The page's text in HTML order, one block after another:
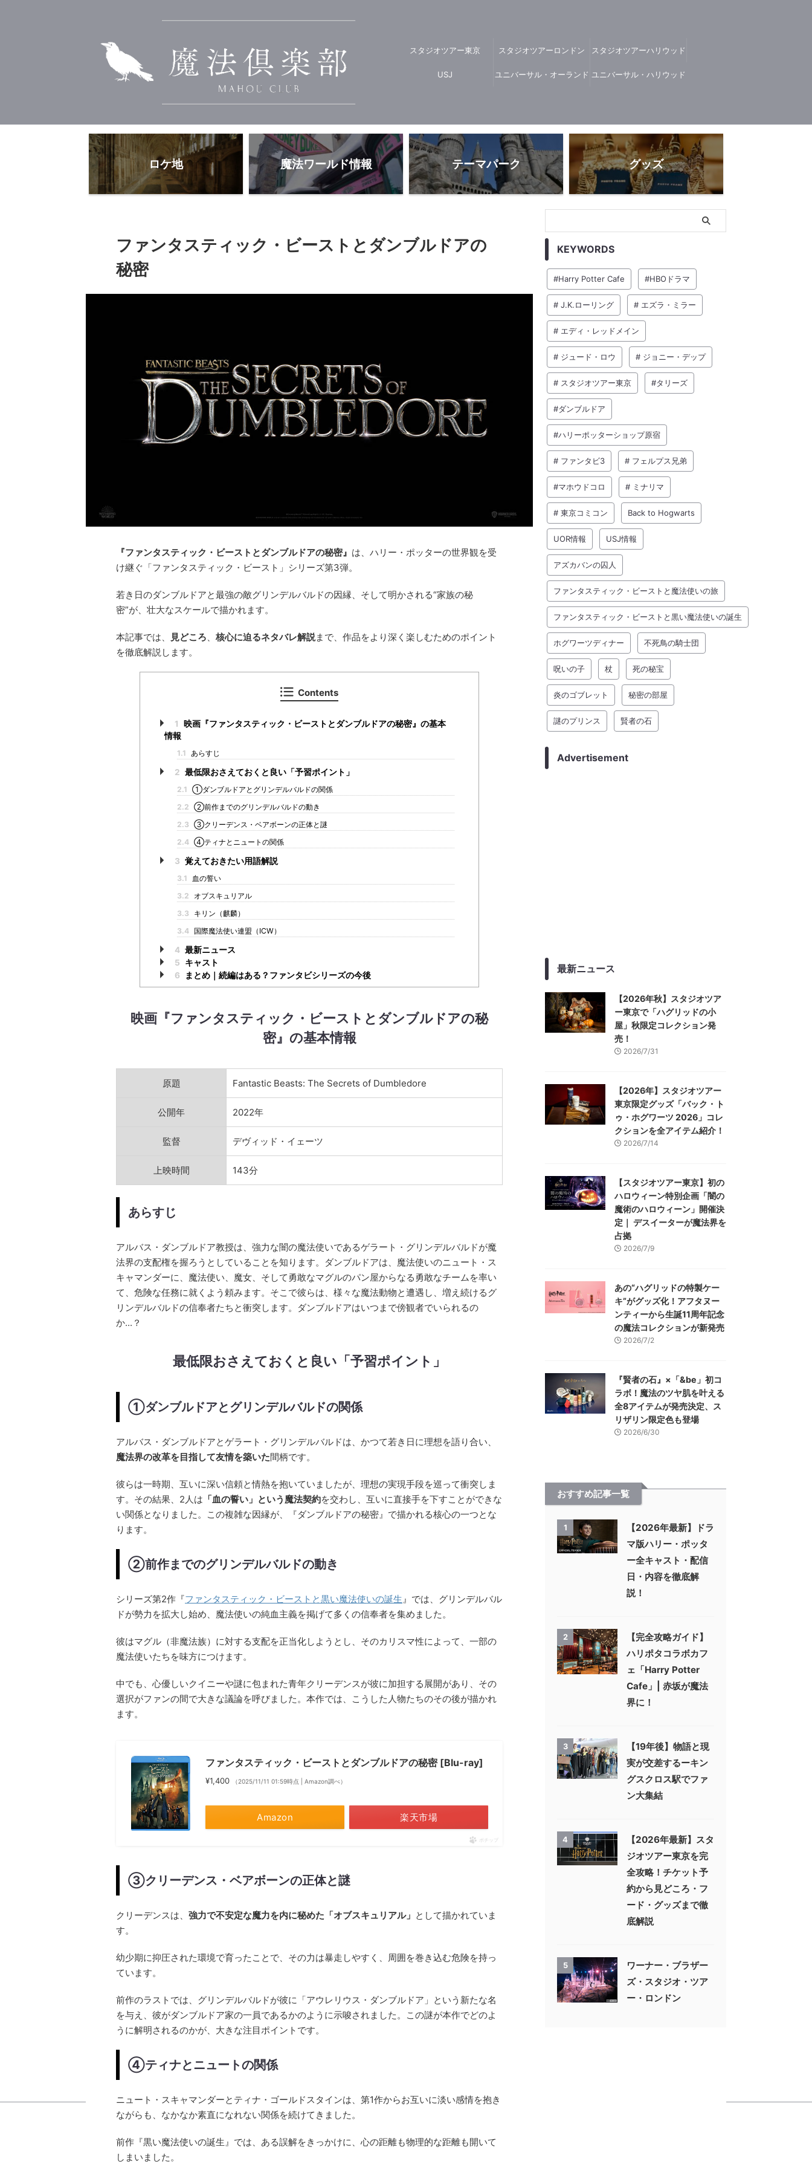
スタジオツアー東京 スタジオツアーロンドン スタジオツアーハリウッド
USJ ユニバーサル・オーランド ユニバーサル・ハリウッド
ロケ地 魔法ワールド情報 テーマパーク グッズ
ファンタスティック・ビーストとダンブルドアの
秘密
『ファンタスティック・ビーストとダンブルドアの秘密』 は、ハリー・ポッターの世界観を受
け継ぐ「ファンタスティック・ビースト」シリーズ第3弾。
若き日のダンブルドアと最強の敵グリンデルバルドの因縁、そして明かされる“家族の秘
密”が、壮大なスケールで描かれます。
本記事では、 見どころ、 核心に迫るネタバレ解説まで、作品をより深く楽しむためのポイント
を徹底解説します。
Contents
1
映画『ファンタスティック・ビーストとダンブルドアの秘密』の基本
情報
1.1 あらすじ
2 最低限おさえておくと良い「予習ポイント」
2.1 ①ダンブルドアとグリンデルバルドの関係
2.2 ②前作までのグリンデルバルドの動き
2.3 ③クリーデンス・ベアボーンの正体と謎
2.4 ④ティナとニュートの関係
3 覚えておきたい用語解説
3.1
血の誓い
3.2
オブスキュリアル
3.3
キリン（麒麟）
3.4
国際魔法使い連盟（ICW）
4 最新ニュース
5
キャスト
6
まとめ｜続編はある？ファンタビシリーズの今後
映画『ファンタスティック・ビーストとダンブルドアの秘
密』の基本情報
原題 Fantastic Beasts: The Secrets of Dumbledore
公開年 2022年
監督 デヴィッド・イェーツ
上映時間 143分
あらすじ
アルバス・ダンブルドア教授は、強力な闇の魔法使いであるゲラート・グリンデルバルドが魔
法界の支配権を握ろうとしていることを知ります。ダンブルドアは、魔法使いのニュート・ス
キャマンダーに、魔法使い、魔女、そして勇敢なマグルのパン屋からなる勇敢なチームを率い
て、危険な任務に就くよう頼みます。そこで彼らは、様々な魔法動物と遭遇し、増え続けるグ
リンデルバルドの信奉者たちと衝突します。ダンブルドアはいつまで傍観者でいられるの
か...？
最低限おさえておくと良い「予習ポイント」
①ダンブルドアとグリンデルバルドの関係
アルバス・ダンブルドアとゲラート・グリンデルバルドは、かつて若き日に理想を語り合い、
魔法界の改革を目指して友情を築いた間柄です。
彼らは一時期、互いに深い信頼と情熱を抱いていましたが、理想の実現手段を巡って衝突しま
す。その結果、2人は 「血の誓い」という魔法契約を交わし、互いに直接手を下すことができな
い関係となりました。この複雑な因縁が、『ダンブルドアの秘密』で描かれる核心の一つとな
ります。
②前作までのグリンデルバルドの動き
シリーズ第2作『ファンタスティック・ビーストと黒い魔法使いの誕生』では、グリンデルバル
ドが勢力を拡大し始め、魔法使いの純血主義を掲げて多くの信奉者を集めました。
彼はマグル（非魔法族）に対する支配を正当化しようとし、そのカリスマ性によって、一部の
魔法使いたちを味方につけます。
中でも、心優しいクイニーや謎に包まれた青年クリーデンスが彼に加担する展開があり、その
選択がファンの間で大きな議論を呼びました。本作では、こうした人物たちのその後が描かれ
ます。
ファンタスティック・ビーストとダンブルドアの秘密 [Blu-ray]
¥1,400 （2025/11/11 01:59時点 | Amazon調べ）
Amazon 楽天市場
ポチップ
③クリーデンス・ベアボーンの正体と謎
クリーデンスは、 強力で不安定な魔力を内に秘めた「オブスキュリアル」 として描かれていま
す。
幼少期に抑圧された環境で育ったことで、その力は暴走しやすく、周囲を巻き込む危険を持っ
ています。
前作のラストでは、グリンデルバルドが彼に「アウレリウス・ダンブルドア」という新たな名
を与え、彼がダンブルドア家の一員であるかのように示唆されました。この謎が本作でどのよ
うに解明されるのかが、大きな注目ポイントです。
④ティナとニュートの関係
ニュート・スキャマンダーとティナ・ゴールドスタインは、第1作からお互いに淡い感情を抱き
ながらも、なかなか素直になれない関係を続けてきました。
前作『黒い魔法使いの誕生』では、ある誤解をきっかけに、心の距離も物理的な距離も開いて
しまいました。
KEYWORDS
#Harry Potter Cafe #HBOドラマ
# J.K.ローリング # エズラ・ミラー
# エディ・レッドメイン
# ジュード・ロウ # ジョニー・デップ
# スタジオツアー東京 #タリーズ
#ダンブルドア
#ハリーポッターショップ原宿
# ファンタビ3 # フェルプス兄弟
#マホウドコロ # ミナリマ
# 東京コミコン Back to Hogwarts
UOR情報 USJ情報
アズカバンの囚人
ファンタスティック・ビーストと魔法使いの旅
ファンタスティック・ビーストと黒い魔法使いの誕生
ホグワーツディナー 不死鳥の騎士団
呪いの子 杖 死の秘宝
炎のゴブレット 秘密の部屋
謎のプリンス 賢者の石
Advertisement
最新ニュース
【2026年秋】スタジオツア
ー東京で「ハグリッドの小
屋」秋限定コレクション発
売！
2026/7/31
【2026年】スタジオツアー
東京限定グッズ「バック・ト
ゥ・ホグワーツ 2026」コレ
クションを全アイテム紹介！
2026/7/14
【スタジオツアー東京】初の
ハロウィーン特別企画「闇の
魔術のハロウィーン」開催決
定｜ デスイーターが魔法界を
占拠
2026/7/9
あの“ハグリッドの特製ケー
キ”がグッズ化！アフタヌー
ンティーから生誕11周年記念
の魔法コレクションが新発売
2026/7/2
『賢者の石』×「&be」初コ
ラボ！魔法のツヤ肌を叶える
全8アイテムが発売決定、ス
リザリン限定色も登場
2026/6/30
おすすめ記事一覧
1
【2026年最新】ドラ
マ版ハリー・ポッタ
ー全キャスト・配信
日・内容を徹底解
説！
2
【完全攻略ガイド】
ハリポタコラボカフ
ェ「Harry Potter
Cafe」| 赤坂が魔法
界に！
3
【19年後】物語と現
実が交差するーキン
グスクロス駅でファ
ン大集結
4
【2026年最新】スタ
ジオツアー東京を完
全攻略！チケット予
約から見どころ・フ
ード・グッズまで徹
底解説
5
ワーナー・ブラザー
ズ・スタジオ・ツア
ー・ロンドン